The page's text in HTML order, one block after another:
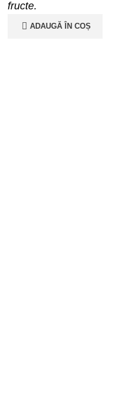
fructe.
ADAUGĂ ÎN COȘ